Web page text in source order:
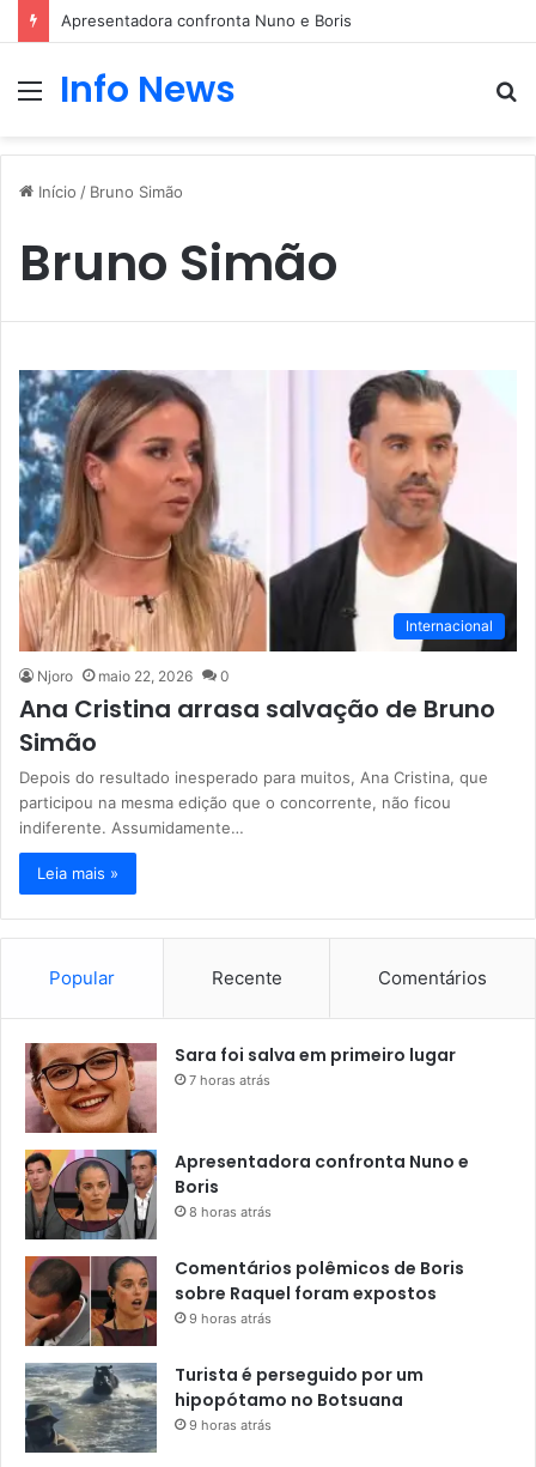
Apresentadora confronta Nuno e Boris
Menu
Info News
Início / Bruno Simão
Bruno Simão
Internacional
Njoro maio 22, 2026 0
Ana Cristina arrasa salvação de Bruno
Simão
Depois do resultado inesperado para muitos, Ana Cristina, que
participou na mesma edição que o concorrente, não ficou
indiferente. Assumidamente…
Leia mais »
Popular Recente Comentários
Sara foi salva em primeiro lugar
7 horas atrás
Apresentadora confronta Nuno e
Boris
8 horas atrás
Comentários polêmicos de Boris
sobre Raquel foram expostos
9 horas atrás
Turista é perseguido por um
hipopótamo no Botsuana
9 horas atrás